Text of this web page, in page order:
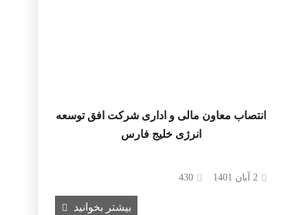
انتصاب معاون مالی و اداری شرکت افق توسعه
انرژی خلیج فارس
2 آبان 1401 430
بیشتر بخوانید